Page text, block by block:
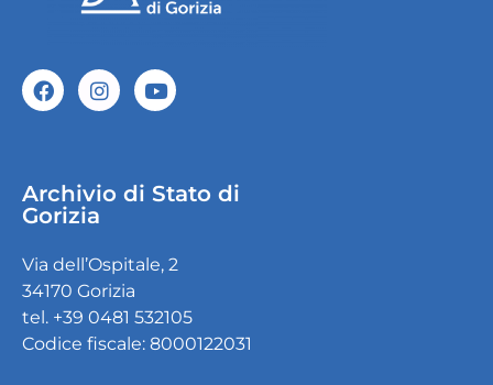
Archivio di Stato di
Gorizia
Via dell’Ospitale, 2
34170 Gorizia
tel. +39 0481 532105
Codice fiscale: 8000122031